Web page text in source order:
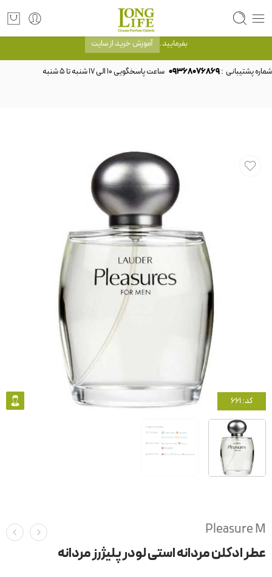
توجه! برند لانگ لایف رایحه های معروف را با شیشه و بسته بندی خود شرکت لانگ لایف
عرضه می کند.که با انتخاب حجم هر ادکلنی می توانید شیشه و بسته بندی را ملاحظه
بفرمایید. آموزش خرید از سایت
شماره پشتیبانی :09368076869
کد: 661
Pleasure M
عطر ادکلن مردانه استی لودر پلیژرز مردانه